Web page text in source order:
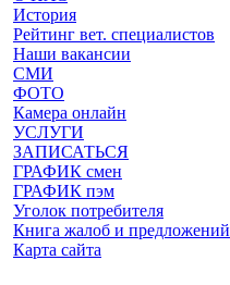
История
Рейтинг вет. специалистов
Наши вакансии
СМИ
ФОТО
Камера онлайн
УСЛУГИ
ЗАПИСАТЬСЯ
ГРАФИК смен
ГРАФИК пэм
Уголок потребителя
Книга жалоб и предложений
Карта сайта